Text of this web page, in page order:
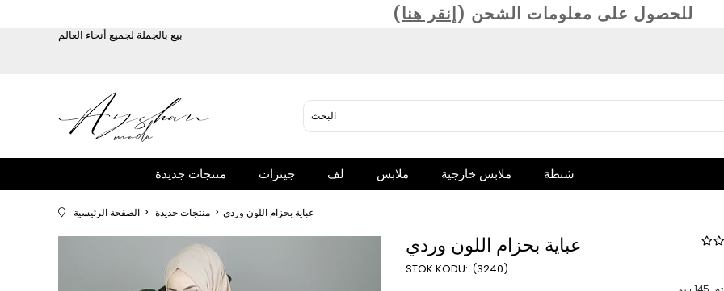
(للحصول على معلومات الشحن (إنقر هنا
بيع بالجملة لجميع أنحاء العالم
منتجات جديدة جينزات لف ملابس ملابس خارجية شنطة
الصفحة الرئيسية منتجات جديدة عباية بحزام اللون وردي
عباية بحزام اللون وردي
(3240)